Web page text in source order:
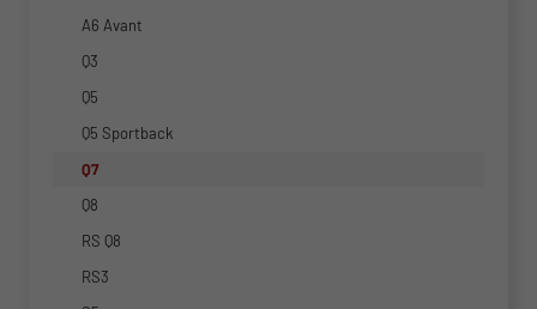
A6 Avant
Q3
Q5
Q5 Sportback
Q7
Q8
RS Q8
RS3